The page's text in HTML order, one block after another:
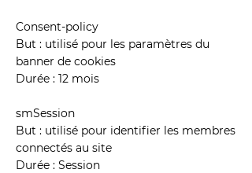
Consent-policy
But : utilisé pour les paramètres du
banner de cookies
Durée : 12 mois
smSession
But : utilisé pour identifier les membres
connectés au site
Durée : Session